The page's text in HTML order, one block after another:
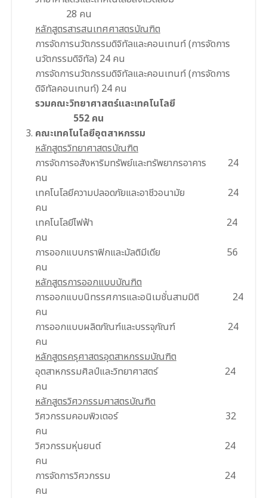
28 คน
หลักสูตรสารสนเทศศาสตรบัณฑิต
การจัดการนวัตกรรมดิจิทัลและคอนเทนท์ (การจัดการ
นวัตกรรมดิจิทัล) 24 คน
การจัดการนวัตกรรมดิจิทัลและคอนเทนท์ (การจัดการ
ดิจิทัลคอนเทนท์) 24 คน
รวมคณะวิทยาศาสตร์และเทคโนโลยี
552 คน
คณะเทคโนโลยีอุตสาหกรรม
หลักสูตรวิทยาศาสตรบัณฑิต
การจัดการอสังหาริมทรัพย์และทรัพยากรอาคาร 24
คน
เทคโนโลยีความปลอดภัยและอาชีวอนามัย 24
คน
เทคโนโลยีไฟฟ้า 24
คน
การออกแบบกราฟิกและมัลติมีเดีย 56
คน
หลักสูตรการออกแบบบัณฑิต
การออกแบบนิทรรศการและอนิเมชั่นสามมิติ 24
คน
การออกแบบผลิตภัณฑ์และบรรจุภัณฑ์ 24
คน
หลักสูตรครุศาสตรอุตสาหกรรมบัณฑิต
อุตสาหกรรมศิลป์และวิทยาศาสตร์ 24
คน
หลักสูตรวิศวกรรมศาสตรบัณฑิต
วิศวกรรมคอมพิวเตอร์ 32
คน
วิศวกรรมหุ่นยนต์ 24
คน
การจัดการวิศวกรรม 24
คน